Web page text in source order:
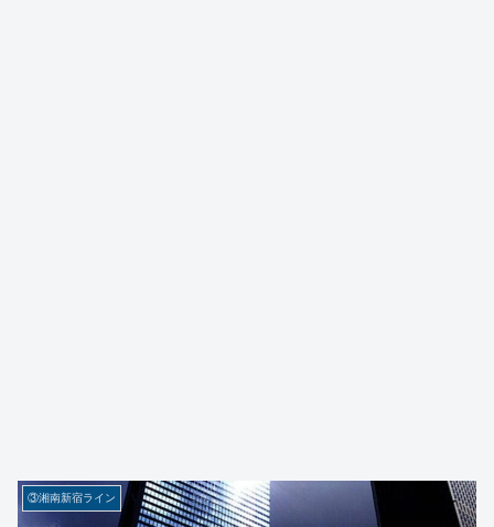
③湘南新宿ライン